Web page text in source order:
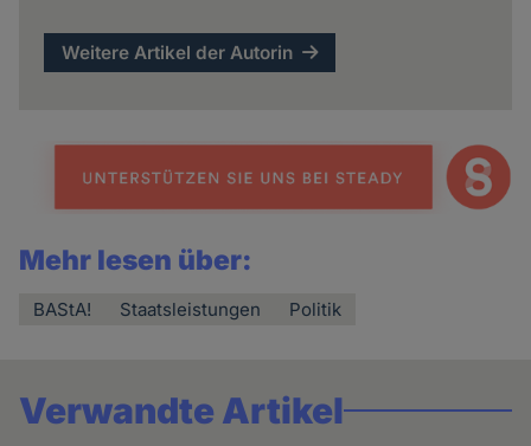
Weitere Artikel der Autorin
Mehr lesen über:
BAStA! Staatsleistungen Politik
Verwandte Artikel